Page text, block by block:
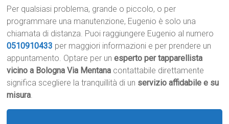
Per qualsiasi problema, grande o piccolo, o per
programmare una manutenzione, Eugenio è solo una
chiamata di distanza. Puoi raggiungere Eugenio al numero
0510910433 per maggiori informazioni e per prendere un
appuntamento. Optare per unesperto per tapparellista
vicino a Bologna Via Mentana contattabile direttamente
significa scegliere la tranquillità di un servizio affidabile e su
misura.